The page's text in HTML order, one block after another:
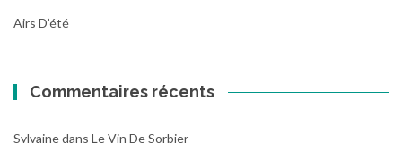
Airs D’été
Commentaires récents
Sylvainedans Le Vin De Sorbier